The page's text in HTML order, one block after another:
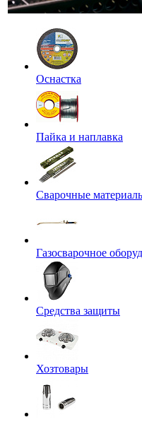
Оснастка
Пайка и наплавка
Сварочные
Газосварочное
Средства защиты
Хозтовары